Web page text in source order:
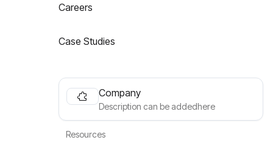
Careers
Case Studies
Company
Description can be addedhere
Resources